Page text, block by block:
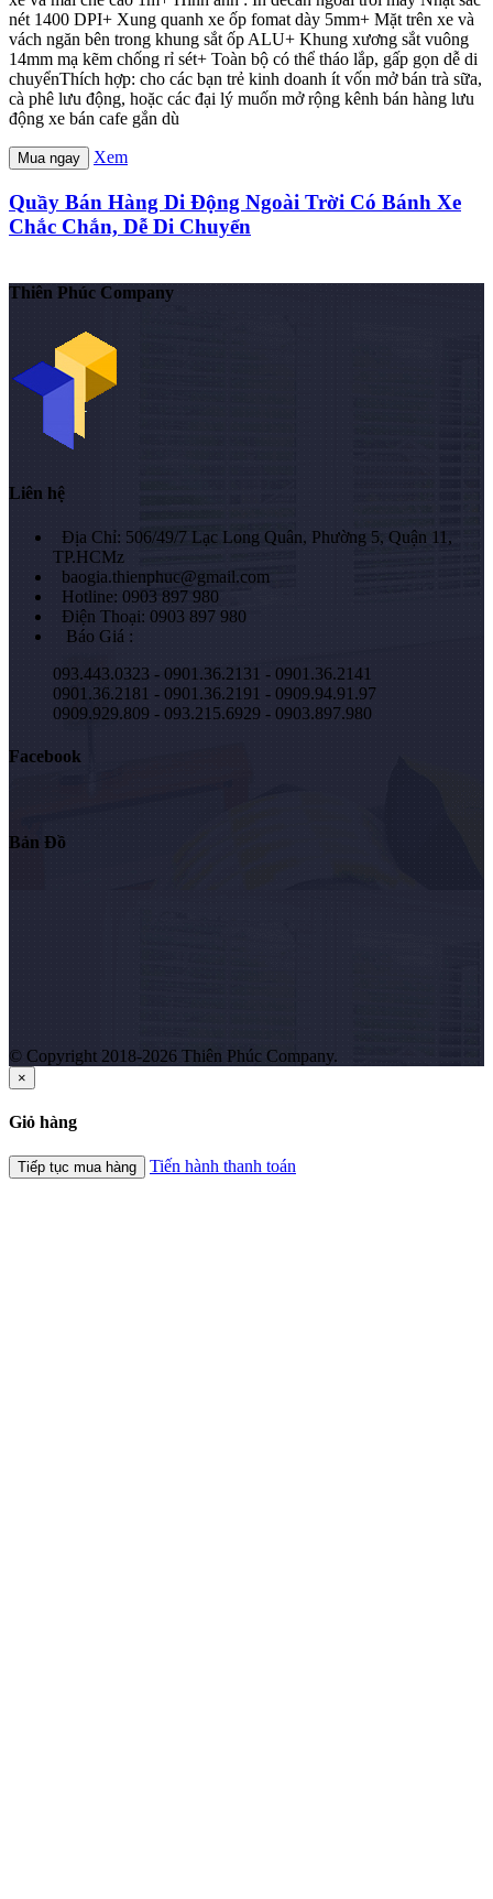
nét 1400 DPI+ Xung quanh xe ốp fomat dày 5mm+ Mặt trên xe và
vách ngăn bên trong khung sắt ốp ALU+ Khung xương sắt vuông
14mm mạ kẽm chống rỉ sét+ Toàn bộ có thể tháo lắp, gấp gọn dễ di
chuyểnThích hợp: cho các bạn trẻ kinh doanh ít vốn mở bán trà sữa,
cà phê lưu động, hoặc các đại lý muốn mở rộng kênh bán hàng lưu
động xe bán cafe gắn dù
Mua ngay Xem
Quầy Bán Hàng Di Động Ngoài Trời Có Bánh Xe
Chắc Chắn, Dễ Di Chuyển
Thiên Phúc Company
Liên hệ
Địa Chỉ: 506/49/7 Lạc Long Quân, Phường 5, Quận 11,
TP.HCMz
baogia.thienphuc@gmail.com
Hotline: 0903 897 980
Điện Thoại: 0903 897 980
Báo Giá :
093.443.0323 - 0901.36.2131 - 0901.36.2141
0901.36.2181 - 0901.36.2191 - 0909.94.91.97
0909.929.809 - 093.215.6929 - 0903.897.980
Facebook
Bản Đồ
© Copyright 2018-2026 Thiên Phúc Company.
×
Giỏ hàng
Tiếp tục mua hàng Tiến hành thanh toán